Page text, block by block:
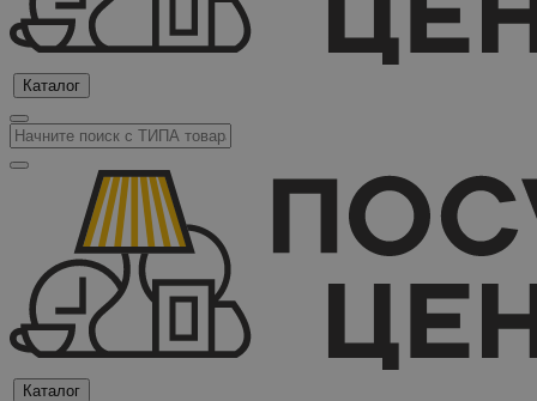
Каталог
Каталог